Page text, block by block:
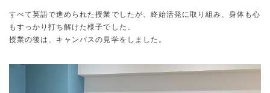
すべて英語で進められた授業でしたが、終始活発に取り組み、身体も心
もすっかり打ち解けた様子でした。
授業の後は、キャンパスの見学をしました。